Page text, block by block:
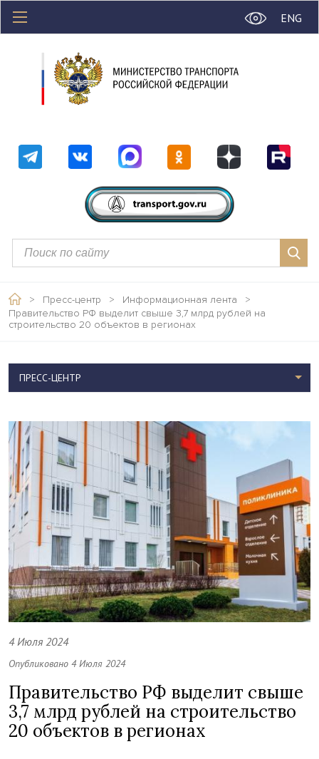
ENG
> Пресс-центр > Информационная лента
>
Правительство РФ выделит свыше 3,7 млрд рублей на
строительство 20 объектов в регионах
4 Июля 2024
Опубликовано 4 Июля 2024
Правительство РФ выделит свыше
3,7 млрд рублей на строительство
20 объектов в регионах
ПРЕСС-ЦЕНТР